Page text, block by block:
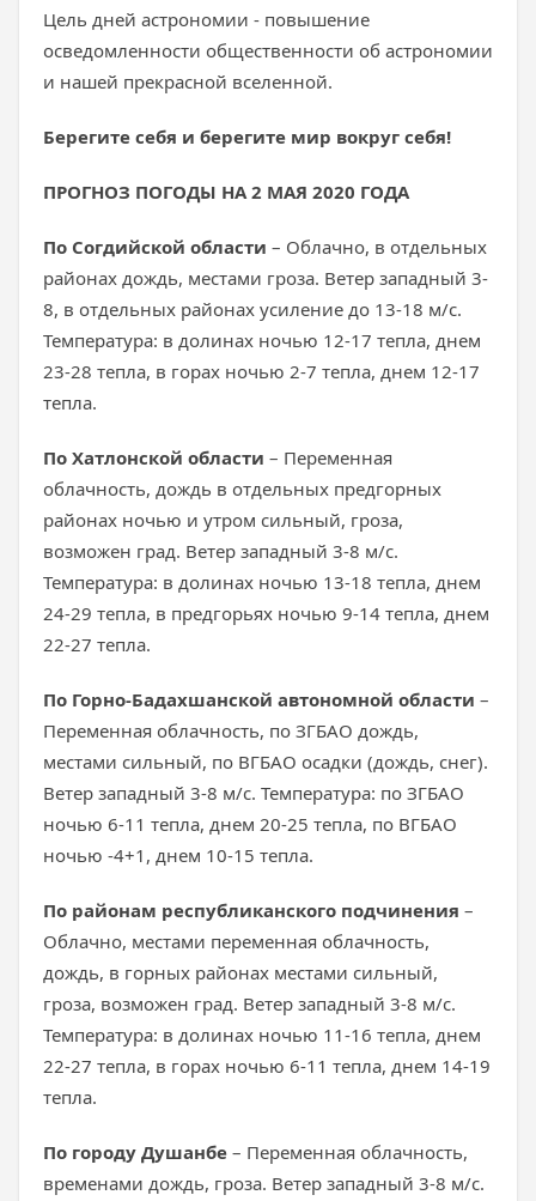
Цель дней астрономии - повышение
осведомленности общественности об астрономии
и нашей прекрасной вселенной.
Берегите себя и берегите мир вокруг себя!
ПРОГНОЗ ПОГОДЫ НА 2 МАЯ 2020 ГОДА
По Согдийской области – Облачно, в отдельных
районах дождь, местами гроза. Ветер западный 3-
8, в отдельных районах усиление до 13-18 м/с.
Температура: в долинах ночью 12-17 тепла, днем
23-28 тепла, в горах ночью 2-7 тепла, днем 12-17
тепла.
По Хатлонской области – Переменная
облачность, дождь в отдельных предгорных
районах ночью и утром сильный, гроза,
возможен град. Ветер западный 3-8 м/с.
Температура: в долинах ночью 13-18 тепла, днем
24-29 тепла, в предгорьях ночью 9-14 тепла, днем
22-27 тепла.
По Горно-Бадахшанской автономной области –
Переменная облачность, по ЗГБАО дождь,
местами сильный, по ВГБАО осадки (дождь, снег).
Ветер западный 3-8 м/с. Температура: по ЗГБАО
ночью 6-11 тепла, днем 20-25 тепла, по ВГБАО
ночью -4+1, днем 10-15 тепла.
По районам республиканского подчинения –
Облачно, местами переменная облачность,
дождь, в горных районах местами сильный,
гроза, возможен град. Ветер западный 3-8 м/с.
Температура: в долинах ночью 11-16 тепла, днем
22-27 тепла, в горах ночью 6-11 тепла, днем 14-19
тепла.
По городу Душанбе – Переменная облачность,
временами дождь, гроза. Ветер западный 3-8 м/с.